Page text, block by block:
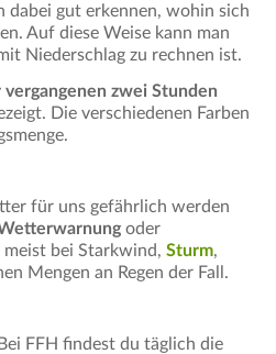
dabei gut erkennen, wohin sich
Auf diese Weise kann man
Niederschlag zu rechnen ist.
vergangenen zwei Stunden
Die verschiedenen Farben
für uns gefährlich werden
oder
meist bei Starkwind, Sturm,
Mengen an Regen der Fall.
FFH findest du täglich die